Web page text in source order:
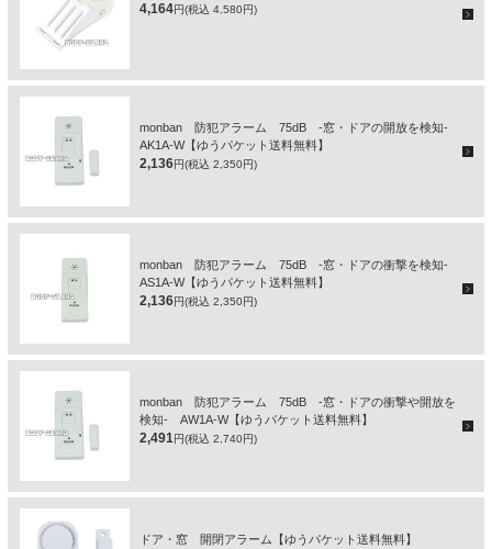
4,164円(税込 4,580円)
monban 防犯アラーム 75dB -窓・ドアの開放を検知-
AK1A-W【ゆうパケット送料無料】
2,136円(税込 2,350円)
monban 防犯アラーム 75dB -窓・ドアの衝撃を検知-
AS1A-W【ゆうパケット送料無料】
2,136円(税込 2,350円)
monban 防犯アラーム 75dB -窓・ドアの衝撃や開放を
検知- AW1A-W【ゆうパケット送料無料】
2,491円(税込 2,740円)
ドア・窓 開閉アラーム【ゆうパケット送料無料】